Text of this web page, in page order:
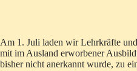
Am 1. Juli laden wir Lehrkräfte
mit im Ausland erworbener
bisher nicht anerkannt wurde, zu